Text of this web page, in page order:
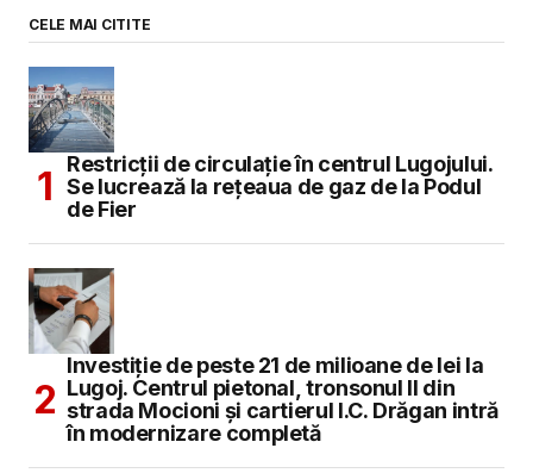
CELE MAI CITITE
Restricții de circulație în centrul Lugojului.
Se lucrează la rețeaua de gaz de la Podul
de Fier
Investiție de peste 21 de milioane de lei la
Lugoj. Centrul pietonal, tronsonul II din
strada Mocioni și cartierul I.C. Drăgan intră
în modernizare completă